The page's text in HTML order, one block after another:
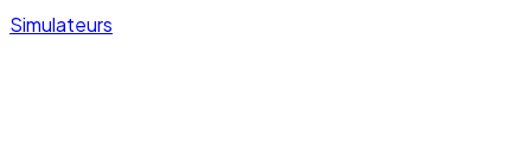
Simulateurs